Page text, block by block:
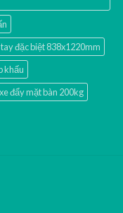
đặc biệt 838x1220mm
khấu
xe đẩy mặt bàn 200kg